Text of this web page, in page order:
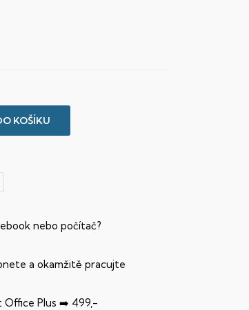
KOŠÍKU
nebo počítač?
a okamžitě pracujte
Plus ➡️ 499,-